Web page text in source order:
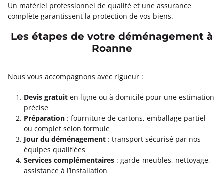
Un matériel professionnel de qualité et une assurance
complète garantissent la protection de vos biens.
Les étapes de votre déménagement à
Roanne
Nous vous accompagnons avec rigueur :
Devis gratuit en ligne ou à domicile pour une estimation
précise
Préparation : fourniture de cartons, emballage partiel
ou complet selon formule
Jour du déménagement : transport sécurisé par nos
équipes qualifiées
Services complémentaires : garde-meubles, nettoyage,
assistance à l’installation